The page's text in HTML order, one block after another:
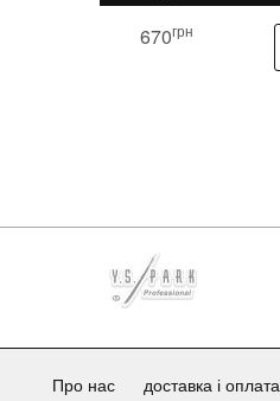
670грн
Про нас доставка і оплата